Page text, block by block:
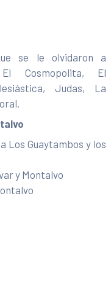
se le olvidaron a
Cosmopolita, El
Judas, La
Los Guaytambos y los
y Montalvo